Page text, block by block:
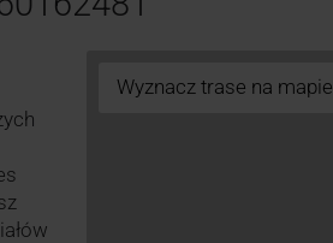
Wyznacz trase na mapie